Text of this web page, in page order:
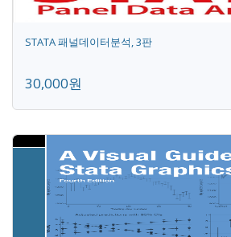
STATA 패널데이터분석, 3판
30,000원